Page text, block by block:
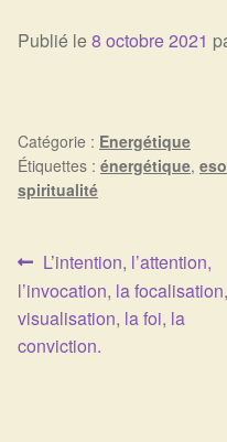
Publié le8 octobre 2021
Catégorie : Energétique
Étiquettes : énergétique,
spiritualité
Navigation
de
l’article
Article
précédent :
L’intention, l’attention,
l’invocation, la
visualisation, la foi, la
conviction.